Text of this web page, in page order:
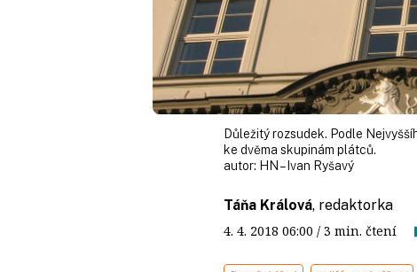
Důležitý rozsudek. Podle
ke dvěma skupinám plátců.
autor: HN – Ivan Ryšavý
Táňa Králová, redaktorka
4. 4. 2018 06:00 / 3 min. čtení